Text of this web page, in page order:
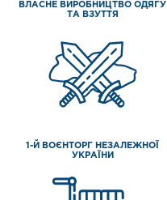
ВЛАСНЕ ВИРОБНИЦТВО ОДЯГУ
ТА ВЗУТТЯ
1-Й ВОЄНТОРГ НЕЗАЛЕЖНОЇ
УКРАЇНИ